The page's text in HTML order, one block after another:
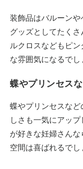
装飾品はバルーン
グッズとしてたく
ルクロスなどもピ
な雰囲気になるでし
蝶やプリンセス
蝶やプリンセスな
しさも一気にアッ
が好きな妊婦さん
空間は喜ばれるでし